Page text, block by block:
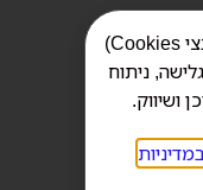
אנחנו משתמשים בעוגיות (קבצי Cookies)
ניתוח